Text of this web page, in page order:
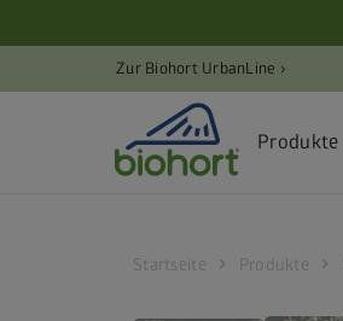
Zur Biohort UrbanLine ›
Produkte
Startseite chevron_right Produkte chevron_right